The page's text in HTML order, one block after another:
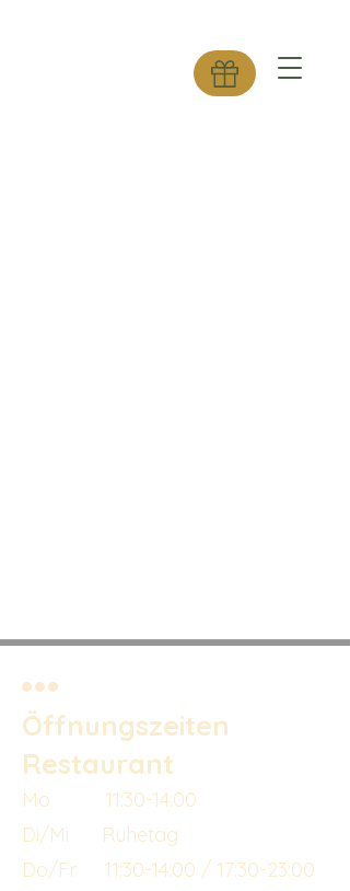
Öffnungszeiten
Restaurant
Mo 11:30-14:00
Di/Mi Ruhetag
Do/Fr 11:30-14:00 / 17:30-23:00